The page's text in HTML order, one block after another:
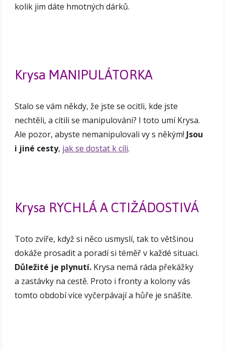
kolik jim dáte hmotných dárků.
Krysa MANIPULÁTORKA
Stalo se vám někdy, že jste se ocitli, kde jste
nechtěli, a cítili se manipulováni? I toto umí Krysa.
Ale pozor, abyste nemanipulovali vy s někým! Jsou
i jiné cesty, jak se dostat k cíli.
Krysa RYCHLÁ A CTIŽÁDOSTIVÁ
Toto zvíře, když si něco usmyslí, tak to většinou
dokáže prosadit a poradí si téměř v každé situaci.
Důležité je plynutí. Krysa nemá ráda překážky
a zastávky na cestě. Proto i fronty a kolony vás
tomto období více vyčerpávají a hůře je snášíte.